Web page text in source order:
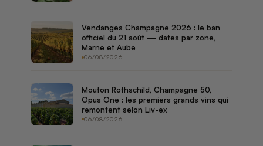
Vendanges Champagne 2026 : le ban
officiel du 21 août — dates par zone,
Marne et Aube
06/08/2026
Mouton Rothschild, Champagne 50,
Opus One : les premiers grands vins qui
remontent selon Liv-ex
06/08/2026